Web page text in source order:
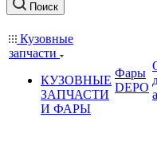
Поиск
Кузовные
запчасти
КУЗОВНЫЕ
ЗАПЧАСТИ
И ФАРЫ
Фары
DEPO